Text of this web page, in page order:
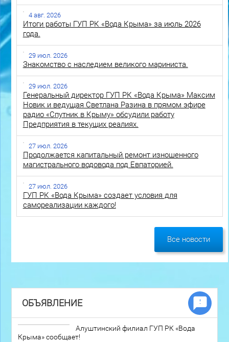
4 авг. 2026
Итоги работы ГУП РК «Вода Крыма» за июль 2026
года.
29 июл. 2026
Знакомство с наследием великого мариниста.
29 июл. 2026
Генеральный директор ГУП РК «Вода Крыма» Максим
Новик и ведущая Светлана Разина в прямом эфире
радио «Спутник в Крыму» обсудили работу
Предприятия в текущих реалиях.
27 июл. 2026
Продолжается капитальный ремонт изношенного
магистрального водовода под Евпаторией.
27 июл. 2026
ГУП РК «Вода Крыма» создает условия для
самореализации каждого!
Все новости
ОБЪЯВЛЕНИЕ
Алуштинский филиал ГУП РК «Вода
Крыма» сообщает!